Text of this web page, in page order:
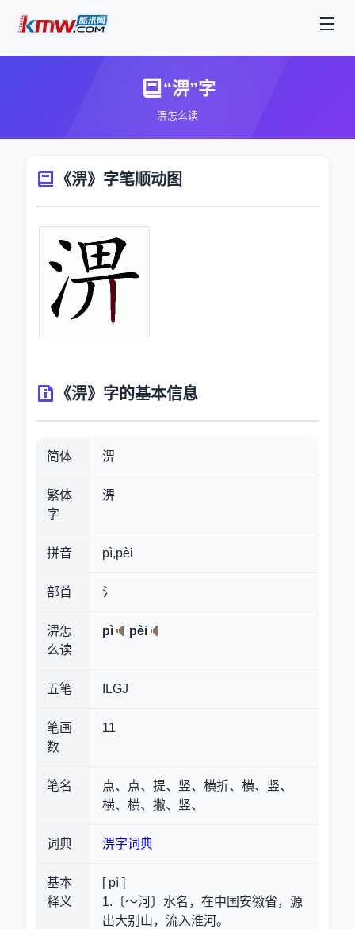
“淠”字
淠怎么读
《淠》字笔顺动图
《淠》字的基本信息
简体 淠
繁体
字
淠
拼音 pì,pèi
部首 氵
淠怎
么读
pì pèi
五笔 ILGJ
笔画
数
11
笔名
点、点、提、竖、横折、横、竖、
横、横、撇、竖、
词典 淠字词典
基本
释义
[ pì ]
1.〔～河〕水名，在中国安徽省，源
出大别山，流入淮河。